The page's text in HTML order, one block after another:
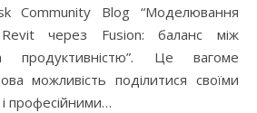
Community Blog “Моделювання
через Fusion: баланс між
продуктивністю”. Це вагоме
можливість поділитися своїми
професійними…